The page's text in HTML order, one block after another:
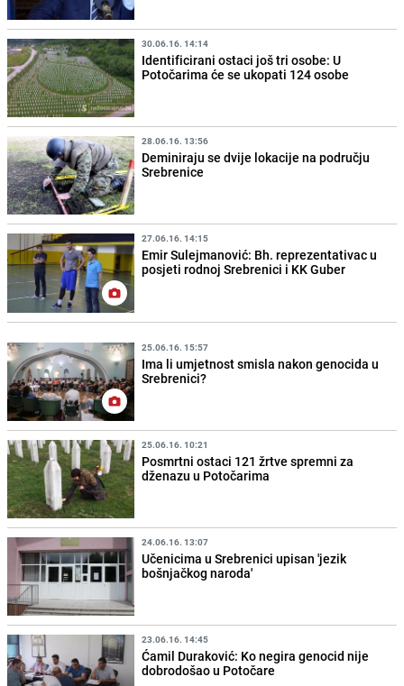
30.06.16. 14:14
Identificirani ostaci još tri osobe: U
Potočarima će se ukopati 124 osobe
28.06.16. 13:56
Deminiraju se dvije lokacije na području
Srebrenice
27.06.16. 14:15
Emir Sulejmanović: Bh. reprezentativac u
posjeti rodnoj Srebrenici i KK Guber
25.06.16. 15:57
Ima li umjetnost smisla nakon genocida u
Srebrenici?
25.06.16. 10:21
Posmrtni ostaci 121 žrtve spremni za
dženazu u Potočarima
24.06.16. 13:07
Učenicima u Srebrenici upisan 'jezik
bošnjačkog naroda'
23.06.16. 14:45
Ćamil Duraković: Ko negira genocid nije
dobrodošao u Potočare